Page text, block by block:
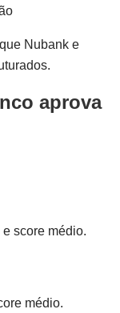
Nubank e
aprova
score médio.
médio.